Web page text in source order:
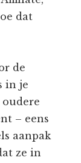
dat
de
in je
– eens
aanpak
ze in